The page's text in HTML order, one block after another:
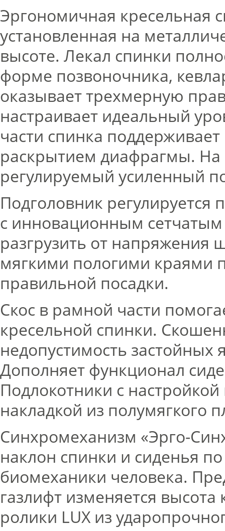
Эргономичная кресельная
установленная на
высоте. Лекал спинки
форме позвоночника,
оказывает трехмерную
настраивает идеальный
части спинка поддерживает
раскрытием диафрагмы. На
регулируемый усиленный
Подголовник регулируется
с инновационным
разгрузить от
мягкими пологими краями
правильной посадки.
Скос в рамной части
кресельной спинки.
недопустимость застойных
Дополняет функционал
Подлокотники с
накладкой из полумягкого
Синхромеханизм «Эрго-
наклон спинки и сиденья
биомеханики человека.
газлифт изменяется
ролики LUX из